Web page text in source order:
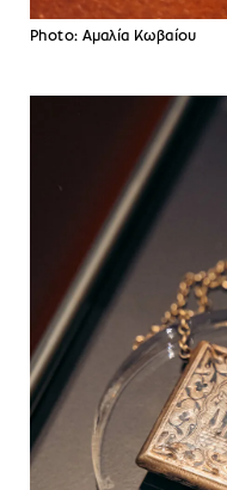
Photo: Αμαλία Κωβαίου